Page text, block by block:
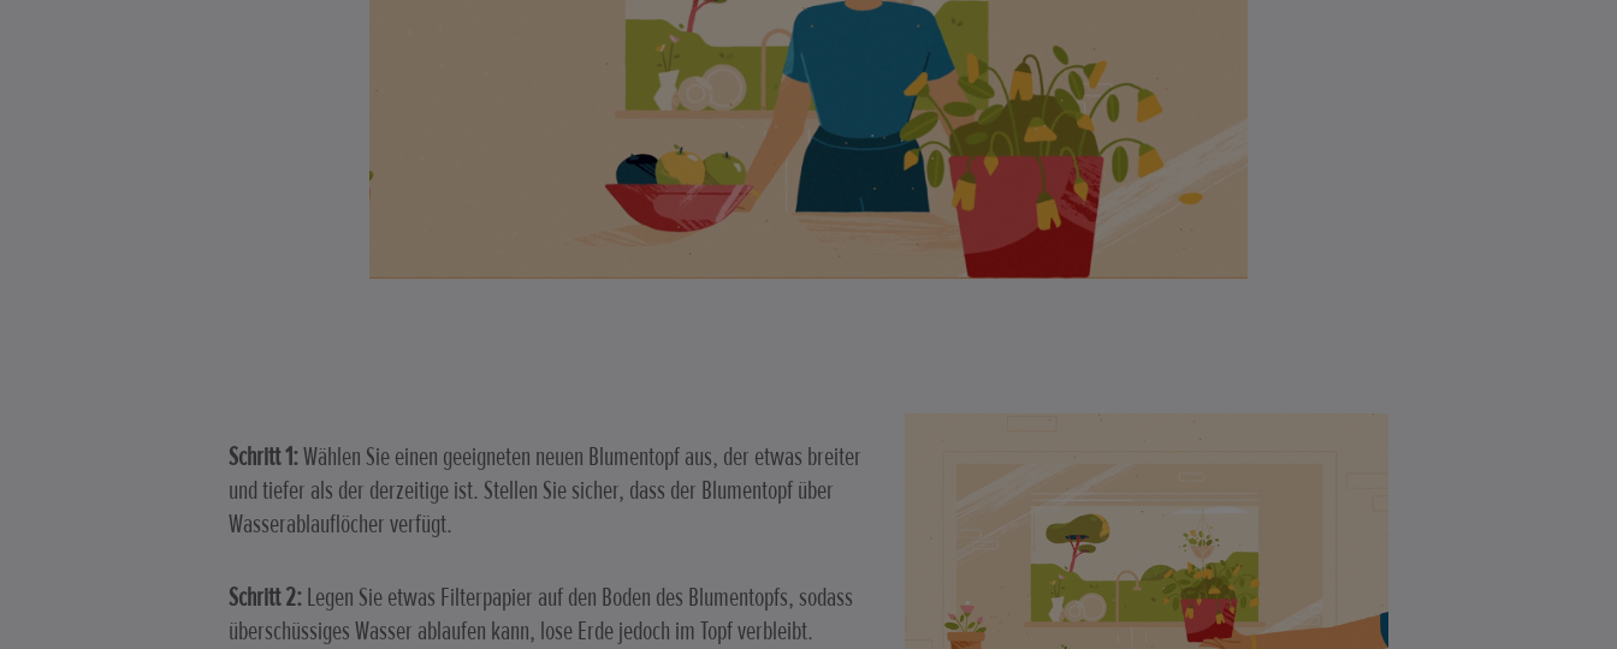
Schritt 1:Wählen Sie einen geeigneten neuen Blumentopf aus, der etwas breiter
und tiefer als der derzeitige ist. Stellen Sie sicher, dass der Blumentopf über
Wasserablauflöcher verfügt.
Schritt 2:Legen Sie etwas Filterpapier auf den Boden des Blumentopfs, sodass
überschüssiges Wasser ablaufen kann, lose Erde jedoch im Topf verbleibt.